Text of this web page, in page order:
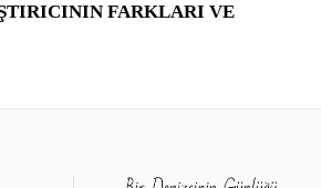
FARKLARI VE